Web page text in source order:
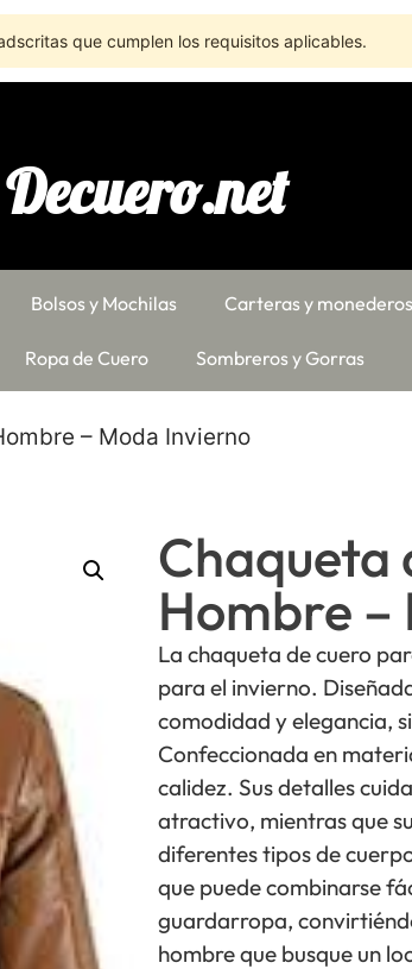
que cumplen los requisitos aplicables.
Decuero.net
Bolsos y Mochilas Carteras y monederos
Ropa de Cuero Sombreros y Gorras
– Moda Invierno
Chaqueta
Hombre
La chaqueta de cuero
para el invierno.
comodidad y elegancia,
Confeccionada en
calidez. Sus detalles
atractivo, mientras que
diferentes tipos de
que puede combinarse
guardarropa,
hombre que busque un